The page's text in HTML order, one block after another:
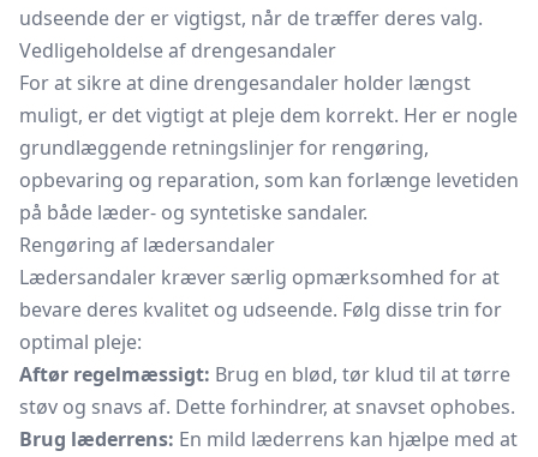
udseende der er vigtigst, når de træffer deres valg.
Vedligeholdelse af drengesandaler
For at sikre at dine drengesandaler holder længst
muligt, er det vigtigt at pleje dem korrekt. Her er nogle
grundlæggende retningslinjer for rengøring,
opbevaring og reparation, som kan forlænge levetiden
på både læder- og syntetiske sandaler.
Rengøring af lædersandaler
Lædersandaler kræver særlig opmærksomhed for at
bevare deres kvalitet og udseende. Følg disse trin for
optimal pleje:
Aftør regelmæssigt: Brug en blød, tør klud til at tørre
støv og snavs af. Dette forhindrer, at snavset ophobes.
Brug læderrens: En mild læderrens kan hjælpe med at